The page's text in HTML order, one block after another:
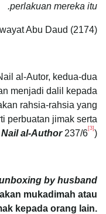
perlakuan mereka itu.
Abu Daud (2174)
al-Autor, kedua-dua
menjadi dalil kepada
rahsia-rahsia yang
perbuatan jimak serta
Nail al-Author237/6[3] )
by husband
mukadimah atau
kepada orang lain.